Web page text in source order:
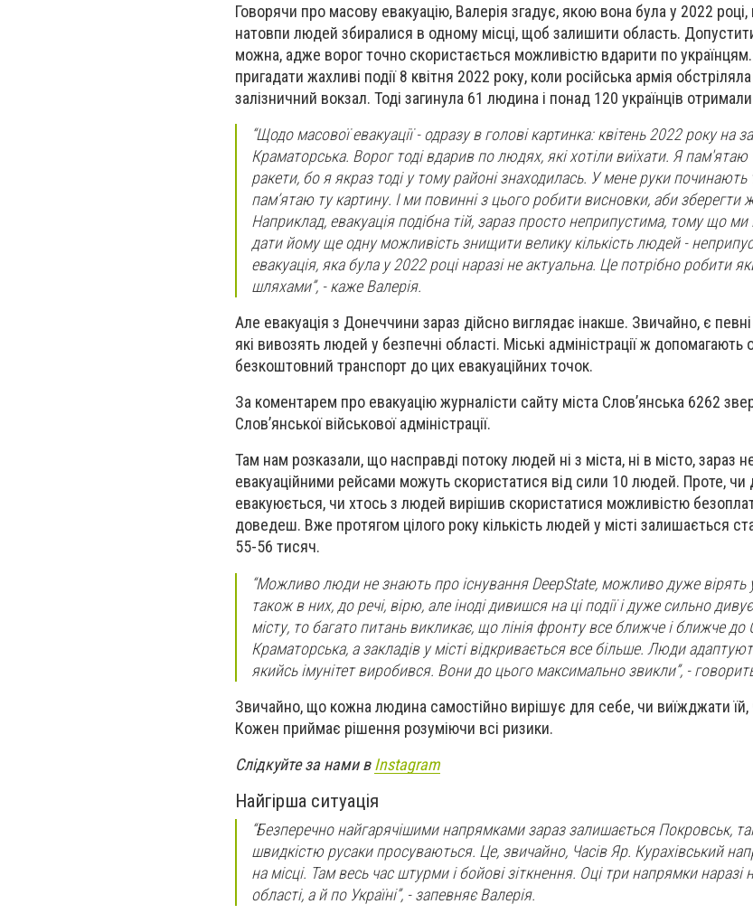
Говорячи про масову евакуацію, Валерія згадує, якою вона була у 2022 році,
натовпи людей збиралися в одному місці, щоб залишити область.
можна, адже ворог точно скористається можливістю вдарити по
пригадати жахливі події 8 квітня 2022 року, коли російська армія
залізничний вокзал. Тоді загинула 61 людина і понад 120 українців
“Щодо масової евакуації - одразу в голові картинка: квітень 2022 року на
Краматорська. Ворог тоді вдарив по людях, які хотіли виїхати. Я пам'ятаю
ракети, бо я якраз тоді у тому районі знаходилась. У мене руки починають
пам’ятаю ту картину. І ми повинні з цього робити висновки, аби
Наприклад, евакуація подібна тій, зараз просто неприпустима, тому що
дати йому ще одну можливість знищити велику кількість людей -
евакуація, яка була у 2022 році наразі не актуальна. Це потрібно робити
шляхами”, - каже Валерія.
Але евакуація з Донеччини зараз дійсно виглядає інакше. Звичайно, є певні
які вивозять людей у безпечні області. Міські адміністрації ж допомагають
безкоштовний транспорт до цих евакуаційних точок.
За коментарем про евакуацію журналісти сайту міста Слов’янська 6262
Слов’янської військової адміністрації.
Там нам розказали, що насправді потоку людей ні з міста, ні в місто, зараз
евакуаційними рейсами можуть скористатися від сили 10 людей. Проте, чи
евакуюється, чи хтось з людей вирішив скористатися можливістю
доведеш. Вже протягом цілого року кількість людей у місті залишається
55-56 тисяч.
“Можливо люди не знають про існування DeepState, можливо дуже вірять
також в них, до речі, вірю, але іноді дивишся на ці події і дуже сильно
місту, то багато питань викликає, що лінія фронту все ближче і ближче до
Краматорська, а закладів у місті відкривається все більше. Люди
якийсь імунітет виробився. Вони до цього максимально звикли”, -
Звичайно, що кожна людина самостійно вирішує для себе, чи виїжджати
Кожен приймає рішення розуміючи всі ризики.
Слідкуйте за нами вInstagram
Найгірша ситуація
“Безперечно найгарячішими напрямками зараз залишається Покровськ,
швидкістю русаки просуваються. Це, звичайно, Часів Яр. Курахівський
на місці. Там весь час штурми і бойові зіткнення. Оці три напрямки наразі
області, а й по Україні”, - запевняє Валерія.